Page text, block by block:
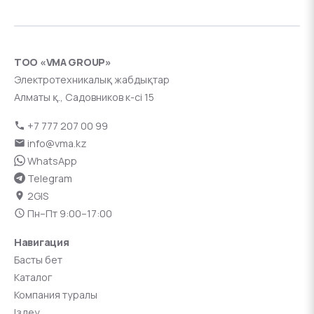
ТОО «VMA GROUP»
Электротехникалық жабдықтар
Алматы қ., Садовников к-сі 15
+7 777 207 00 99
info@vma.kz
WhatsApp
Telegram
2GIS
Пн–Пт 9:00–17:00
Навигация
Басты бет
Каталог
Компания туралы